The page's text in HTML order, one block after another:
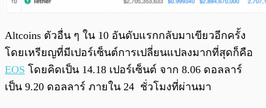
Altcoins ตัวอื่น ๆ ใน 10 อันดับแรกกลับมาเขียวอีกครั้ง
โดยเหรียญที่มีเปอร์เซ็นต์การเปลี่ยนแปลงมากที่สุดก็คือ
EOS โดยคิดเป็น 14.18 เปอร์เซ็นต์ จาก 8.06 ดอลลาร์
เป็น 9.20 ดอลลาร์ ภายใน 24 ชั่วโมงที่ผ่านมา